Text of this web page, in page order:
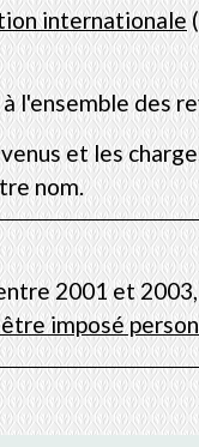
internationale
l'ensemble des
et les
nom.
2001 et
imposé